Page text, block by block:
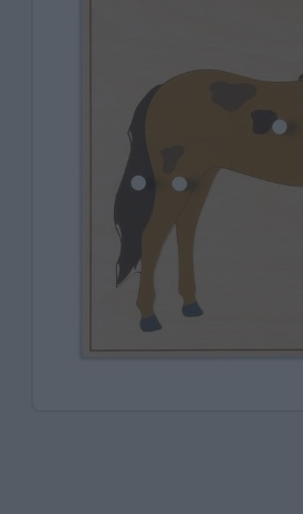
Ανακαλύπτοντας τα
Φυσικές Επιστήμες
Ανακαλύπτοντας το
ΠΑΖΛ & ΣΦΗΝΏΜΑΤΑ
ΕΠΙΤΡΑΠΈΖΙΑ
ΚΑΤΑΣΚΕΥΈΣ-STEM
ΜΈΘΟΔΟΣ